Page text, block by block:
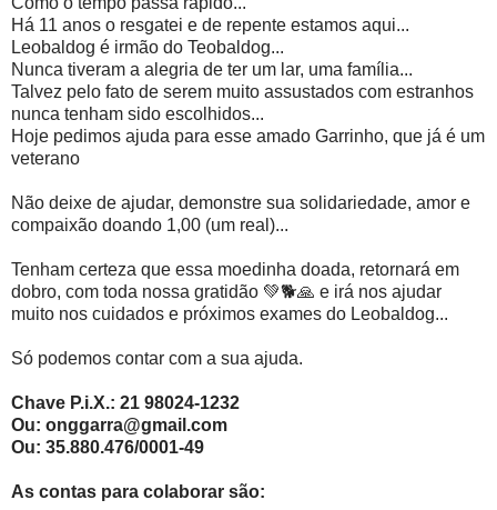
Há 11 anos o resgatei e de repente estamos aqui...
Leobaldog é irmão do Teobaldog...
Nunca tiveram a alegria de ter um lar, uma família...
Talvez pelo fato de serem muito assustados com estranhos
nunca tenham sido escolhidos...
Hoje pedimos ajuda para esse amado Garrinho, que já é um
veterano
Não deixe de ajudar, demonstre sua solidariedade, amor e
compaixão doando 1,00 (um real)...
Tenham certeza que essa moedinha doada, retornará em
dobro, com toda nossa gratidão 💚🐕🙏 e irá nos ajudar
muito nos cuidados e próximos exames do Leobaldog...
Só podemos contar com a sua ajuda.
Chave P.i.X.: 21 98024-1232
Ou: onggarra@gmail.com
Ou: 35.880.476/0001-49
As contas para colaborar são: